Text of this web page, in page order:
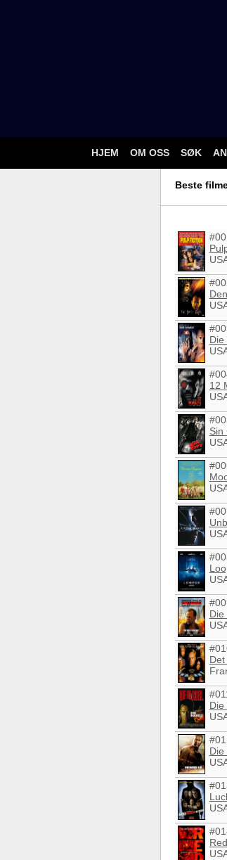
HJEM OM OSS SØK
Beste
Die
12
Sin
Die
Die
Die
Red